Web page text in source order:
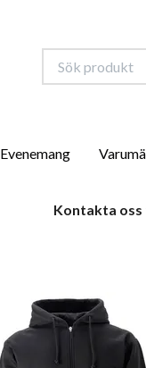
Evenemang
Kontakta